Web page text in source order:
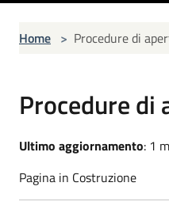
Home > Procedure di
Procedure di
Ultimo aggiornamento: 1
Pagina in Costruzione